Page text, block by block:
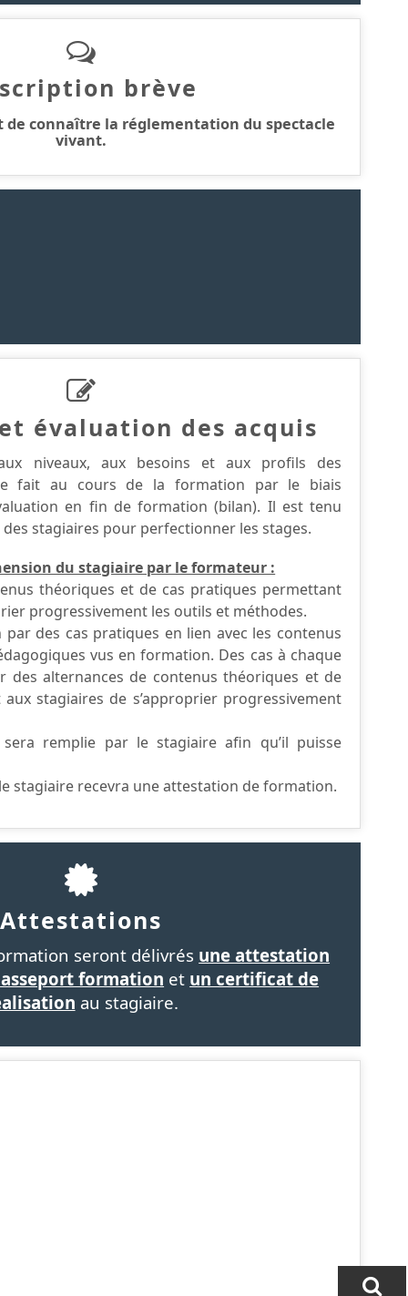
brève
connaître la réglementation du spectacle
vivant.
évaluation des acquis
niveaux, aux besoins et aux profils des
fait au cours de la formation par le biais
en fin de formation (bilan). Il est tenu
stagiaires pour perfectionner les stages.
du stagiaire par le formateur :
théoriques et de cas pratiques permettant
progressivement les outils et méthodes.
par des cas pratiques en lien avec les contenus
vus en formation. Des cas à chaque
des alternances de contenus théoriques et de
stagiaires de s’approprier progressivement
sera remplie par le stagiaire afin qu’il puisse
stagiaire recevra une attestation de formation.
Attestations
seront délivrés une attestation
formation et un certificat de
au stagiaire.